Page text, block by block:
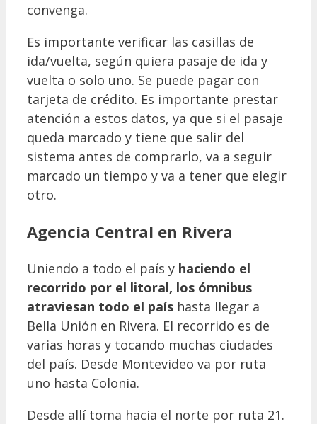
convenga.
Es importante verificar las casillas de
ida/vuelta, según quiera pasaje de ida y
vuelta o solo uno. Se puede pagar con
tarjeta de crédito. Es importante prestar
atención a estos datos, ya que si el pasaje
queda marcado y tiene que salir del
sistema antes de comprarlo, va a seguir
marcado un tiempo y va a tener que elegir
otro.
Agencia Central en Rivera
Uniendo a todo el país y haciendo el
recorrido por el litoral, los ómnibus
atraviesan todo el país hasta llegar a
Bella Unión en Rivera. El recorrido es de
varias horas y tocando muchas ciudades
del país. Desde Montevideo va por ruta
uno hasta Colonia.
Desde allí toma hacia el norte por ruta 21.